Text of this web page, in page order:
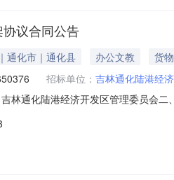
议合同公告
通化市｜通化县 办公文教
货物
招标单位： 吉林通化陆港经
林通化陆港经济开发区管理委员会
务要求或标的基本概况：七、其它